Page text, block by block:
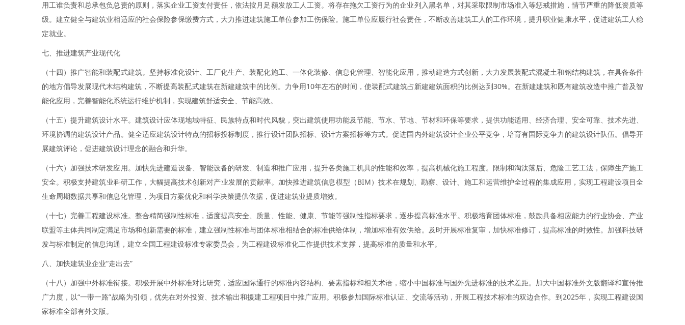
用工谁负责和总承包负总责的原则，落实企业工资支付责任，依法按月足额发放工人工资。将存在拖欠工资行为的企业列入黑名单，对其采取限制市场准入等惩戒措施，情节严重的降低资质等
级。建立健全与建筑业相适应的社会保险参保缴费方式，大力推进建筑施工单位参加工伤保险。施工单位应履行社会责任，不断改善建筑工人的工作环境，提升职业健康水平，促进建筑工人稳
定就业。
七、推进建筑产业现代化
（十四）推广智能和装配式建筑。坚持标准化设计、工厂化生产、装配化施工、一体化装修、信息化管理、智能化应用，推动建造方式创新，大力发展装配式混凝土和钢结构建筑，在具备条件
的地方倡导发展现代木结构建筑，不断提高装配式建筑在新建建筑中的比例。力争用10年左右的时间，使装配式建筑占新建建筑面积的比例达到30%。在新建建筑和既有建筑改造中推广普及智
能化应用，完善智能化系统运行维护机制，实现建筑舒适安全、节能高效。
（十五）提升建筑设计水平。建筑设计应体现地域特征、民族特点和时代风貌，突出建筑使用功能及节能、节水、节地、节材和环保等要求，提供功能适用、经济合理、安全可靠、技术先进、
环境协调的建筑设计产品。健全适应建筑设计特点的招标投标制度，推行设计团队招标、设计方案招标等方式。促进国内外建筑设计企业公平竞争，培育有国际竞争力的建筑设计队伍。倡导开
展建筑评论，促进建筑设计理念的融合和升华。
（十六）加强技术研发应用。加快先进建造设备、智能设备的研发、制造和推广应用，提升各类施工机具的性能和效率，提高机械化施工程度。限制和淘汰落后、危险工艺工法，保障生产施工
安全。积极支持建筑业科研工作，大幅提高技术创新对产业发展的贡献率。加快推进建筑信息模型（BIM）技术在规划、勘察、设计、施工和运营维护全过程的集成应用，实现工程建设项目全
生命周期数据共享和信息化管理，为项目方案优化和科学决策提供依据，促进建筑业提质增效。
（十七）完善工程建设标准。整合精简强制性标准，适度提高安全、质量、性能、健康、节能等强制性指标要求，逐步提高标准水平。积极培育团体标准，鼓励具备相应能力的行业协会、产业
联盟等主体共同制定满足市场和创新需要的标准，建立强制性标准与团体标准相结合的标准供给体制，增加标准有效供给。及时开展标准复审，加快标准修订，提高标准的时效性。加强科技研
发与标准制定的信息沟通，建立全国工程建设标准专家委员会，为工程建设标准化工作提供技术支撑，提高标准的质量和水平。
八、加快建筑业企业“走出去”
（十八）加强中外标准衔接。积极开展中外标准对比研究，适应国际通行的标准内容结构、要素指标和相关术语，缩小中国标准与国外先进标准的技术差距。加大中国标准外文版翻译和宣传推
广力度，以“一带一路”战略为引领，优先在对外投资、技术输出和援建工程项目中推广应用。积极参加国际标准认证、交流等活动，开展工程技术标准的双边合作。到2025年，实现工程建设国
家标准全部有外文版。